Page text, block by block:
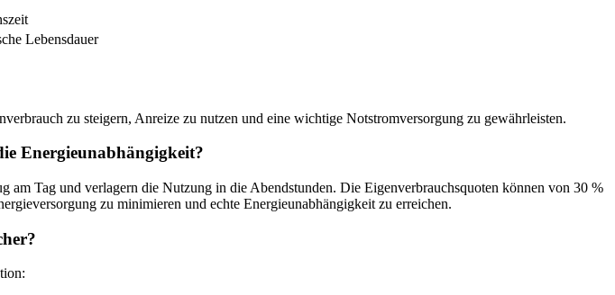
Lebensdauer
zu steigern, Anreize zu nutzen und eine wichtige Notstromversorgung zu gewährleisten.
Energieunabhängigkeit?
am Tag und verlagern die Nutzung in die Abendstunden. Die Eigenverbrauchsquoten können von 30 %
zu minimieren und echte Energieunabhängigkeit zu erreichen.